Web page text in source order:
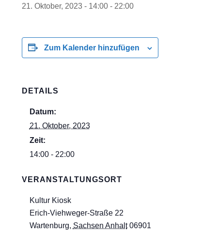
21. Oktober, 2023 - 14:00- 22:00
Zum Kalender hinzufügen
DETAILS
Datum:
21. Oktober, 2023
Zeit:
14:00 - 22:00
VERANSTALTUNGSORT
Kultur Kiosk
Erich-Viehweger-Straße 22
Wartenburg, Sachsen Anhalt 06901